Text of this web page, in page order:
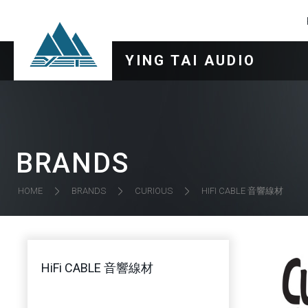
YING TAI AUDIO
BRANDS
HOME BRANDS CURIOUS HIFI CABLE 音響線材
HiFi CABLE 音響線材